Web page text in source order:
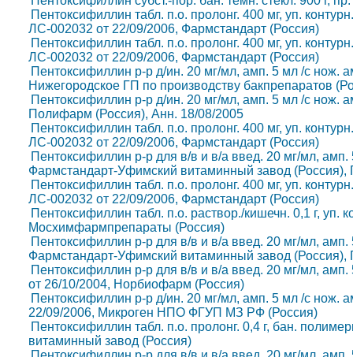
Пентоксифиллин табл. п.о. пролонг. 400 мг, уп.
ЛС-002032 от 22/09/2006, Фармстандарт (Россия)
Пентоксифиллин табл. п.о. пролонг. 400 мг, уп.
ЛС-002032 от 22/09/2006, Фармстандарт (Россия)
Пентоксифиллин р-р д/ин. 20 мг/мл, амп. 5 мл /с нож.
Нижегородское ГП по производству бакпрепаратов
Пентоксифиллин р-р д/ин. 20 мг/мл, амп. 5 мл /с нож.
Полифарм (Россия), Анн. 18/08/2005
Пентоксифиллин табл. п.о. пролонг. 400 мг, уп.
ЛС-002032 от 22/09/2006, Фармстандарт (Россия)
Пентоксифиллин р-р для в/в и в/а введ. 20 мг/мл, амп.
Фармстандарт-Уфимский витаминный завод
Пентоксифиллин табл. п.о. пролонг. 400 мг, уп.
ЛС-002032 от 22/09/2006, Фармстандарт (Россия)
Пентоксифиллин табл. п.о. раствор./кишечн. 0,1 г, уп.
Мосхимфармпрепараты (Россия)
Пентоксифиллин р-р для в/в и в/а введ. 20 мг/мл, амп.
Фармстандарт-Уфимский витаминный завод
Пентоксифиллин р-р для в/в и в/а введ. 20 мг/мл,
от 26/10/2004, Норбиофарм (Россия)
Пентоксифиллин р-р д/ин. 20 мг/мл, амп. 5 мл /с нож.
22/09/2006, Микроген НПО ФГУП МЗ РФ (Россия)
Пентоксифиллин табл. п.о. пролонг. 0,4 г, бан.
витаминный завод (Россия)